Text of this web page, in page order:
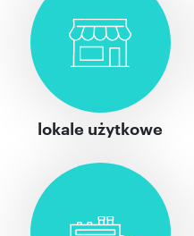
lokale użytkowe